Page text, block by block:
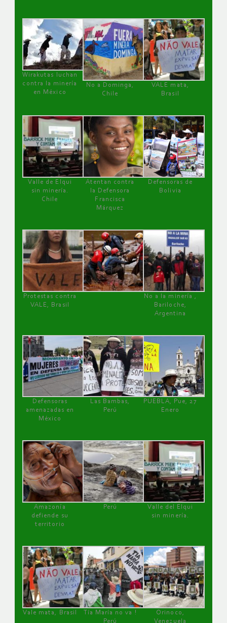
Wirakutas luchan
contra la minería
en México
No a Dominga,
Chile
VALE mata,
Brasil
Valle de Elqui
sin minería.
Chile
Atentan contra
la Defensora
Francisca
Márquez
Defensoras de
Bolivia
Protestas contra
VALE, Brasil
No a la minería ,
Bariloche,
Argentina
Defensoras
amenazadas en
México
Las Bambas,
Perú
PUEBLA, Pue, 27
Enero
Amazonía
defiende su
territorio
Perú
Valle del Elqui
sin minería.
Vale mata, Brasil
Tía María no va !
Perú
Orinoco,
Venezuela